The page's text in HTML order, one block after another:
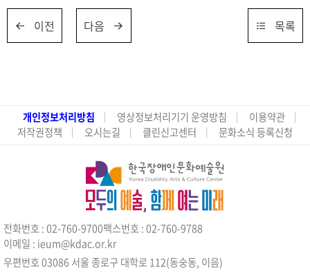
이전 다음 목록
개인정보처리방침 영상정보처리기기 운영방침
이용약관
저작권정책
오시는길 클린신고센터 문화소식 등록신청
전화번호 : 02-760-9700팩스번호 : 02-760-9788
이메일 : ieum@kdac.or.kr
우편번호 03086 서울 종로구 대학로 112(동숭동, 이음)